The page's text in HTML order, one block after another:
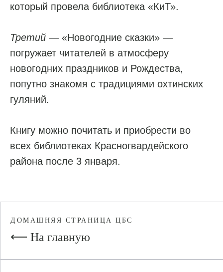
который провела библиотека «КиТ».
Третий — «Новогодние сказки» —
погружает читателей в атмосферу
новогодних праздников и Рождества,
попутно знакомя с традициями охтинских
гуляний.
Книгу можно почитать и приобрести во
всех библиотеках Красногвардейского
района после 3 января.
ДОМАШНЯЯ СТРАНИЦА ЦБС
⟵ На главную